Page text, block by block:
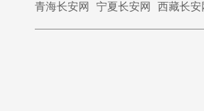
青海长安网
宁夏长安网 西藏长安